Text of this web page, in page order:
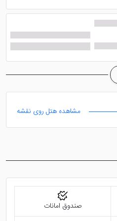
مشاهده هتل روی نقشه
صندوق امانات